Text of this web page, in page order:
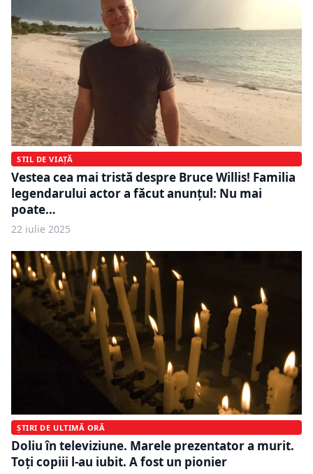
STIL DE VIAȚĂ
Vestea cea mai tristă despre Bruce Willis! Familia
legendarului actor a făcut anunțul: Nu mai
poate…
22 iulie 2025
ȘTIRI DE ULTIMĂ ORĂ
Doliu în televiziune. Marele prezentator a murit.
Toți copiii l-au iubit. A fost un pionier